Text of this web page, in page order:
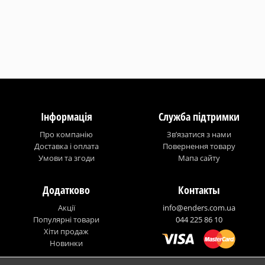
Інформація
Про компанію
Доставка і оплата
Умови та згоди
Служба підтримки
Зв’язатися з нами
Повернення товару
Мапа сайту
Додатково
Акції
Популярні товари
Хіти продаж
Новинки
Контакты
info@enders.com.ua
044 225 86 10